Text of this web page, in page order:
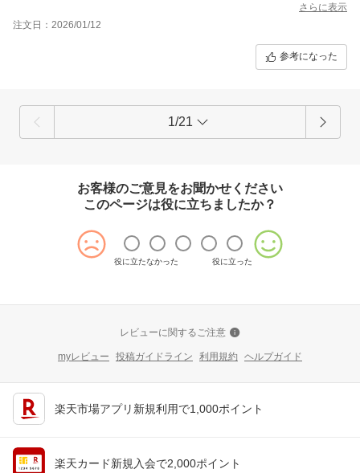
さらに表示
注文日：2026/01/12
参考になった
1/21
お客様のご意見をお聞かせください
このページは役に立ちましたか？
役に立たなかった 役に立った
レビューに関するご注意
myレビュー 投稿ガイドライン 利用規約 ヘルプガイド
楽天市場アプリ新規利用で1,000ポイント
楽天カード新規入会で2,000ポイント